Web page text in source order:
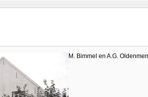
M. Bimmel en A.G.